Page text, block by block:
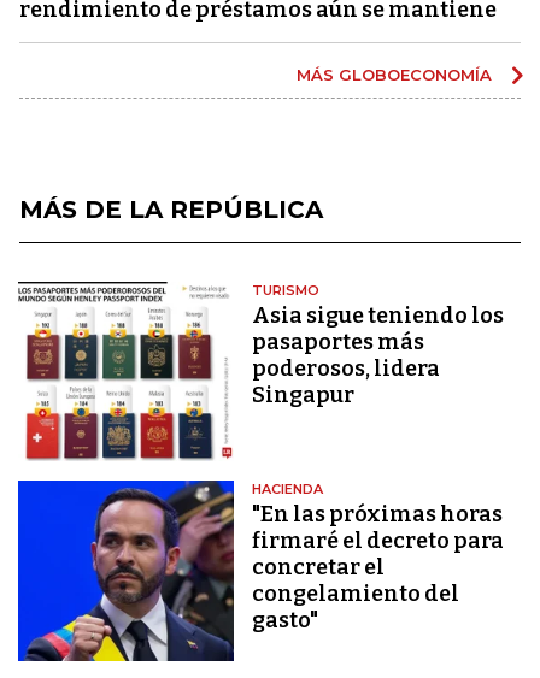
rendimiento de préstamos aún se mantiene
MÁS GLOBOECONOMÍA
MÁS DE LA REPÚBLICA
TURISMO
Asia sigue teniendo los
pasaportes más
poderosos, lidera
Singapur
HACIENDA
"En las próximas horas
firmaré el decreto para
concretar el
congelamiento del
gasto"